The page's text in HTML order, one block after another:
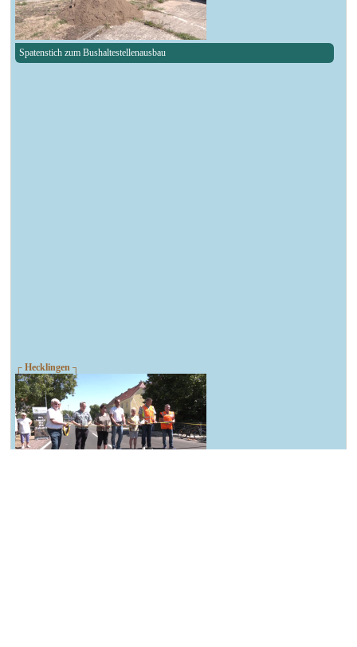
Spatenstich zum Bushaltestellenausbau
┌ Hecklingen ┐